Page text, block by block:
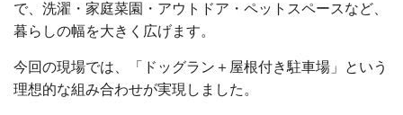
で、洗濯・家庭菜園・アウトドア・ペットスペースなど、
暮らしの幅を大きく広げます。
今回の現場では、「ドッグラン＋屋根付き駐車場」という
理想的な組み合わせが実現しました。